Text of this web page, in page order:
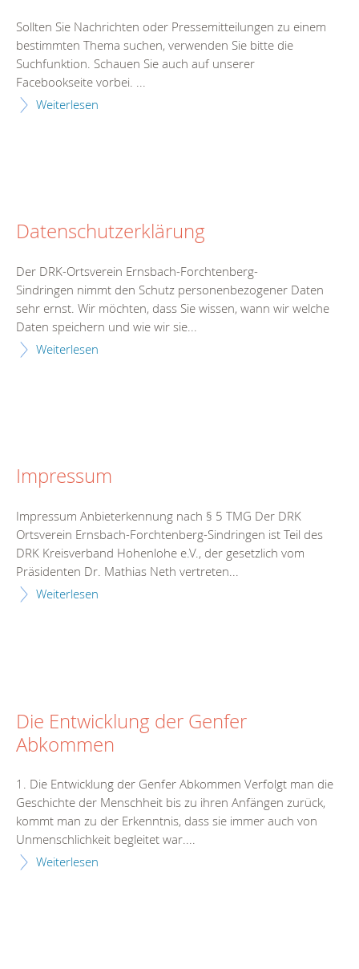
Sollten Sie Nachrichten oder Pressemitteilungen zu einem
bestimmten Thema suchen, verwenden Sie bitte die
Suchfunktion. Schauen Sie auch auf unserer
Facebookseite vorbei. ...
Weiterlesen
Datenschutzerklärung
Der DRK-Ortsverein Ernsbach-Forchtenberg-
Sindringen nimmt den Schutz personenbezogener Daten
sehr ernst. Wir möchten, dass Sie wissen, wann wir welche
Daten speichern und wie wir sie...
Weiterlesen
Impressum
Impressum Anbieterkennung nach § 5 TMG Der DRK
Ortsverein Ernsbach-Forchtenberg-Sindringen ist Teil des
DRK Kreisverband Hohenlohe e.V., der gesetzlich vom
Präsidenten Dr. Mathias Neth vertreten...
Weiterlesen
Die Entwicklung der Genfer
Abkommen
1. Die Entwicklung der Genfer Abkommen Verfolgt man die
Geschichte der Menschheit bis zu ihren Anfängen zurück,
kommt man zu der Erkenntnis, dass sie immer auch von
Unmenschlichkeit begleitet war....
Weiterlesen